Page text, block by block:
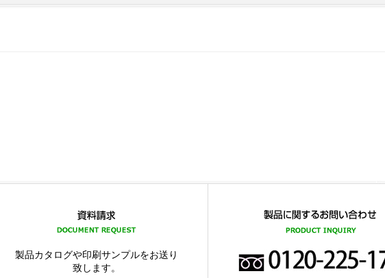
製品カタログや印刷サンプルをお送り
致します。